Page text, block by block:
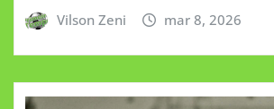
Vilson Zeni mar 8, 2026